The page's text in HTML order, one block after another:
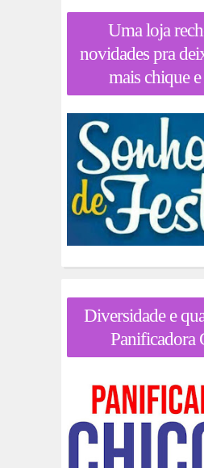
Uma loja
novidades pra
mais chique e
Diversidade e
Panificadora